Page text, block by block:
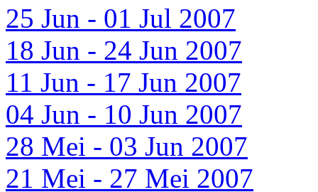
25 Jun - 01 Jul 2007
18 Jun - 24 Jun 2007
11 Jun - 17 Jun 2007
04 Jun - 10 Jun 2007
28 Mei - 03 Jun 2007
21 Mei - 27 Mei 2007